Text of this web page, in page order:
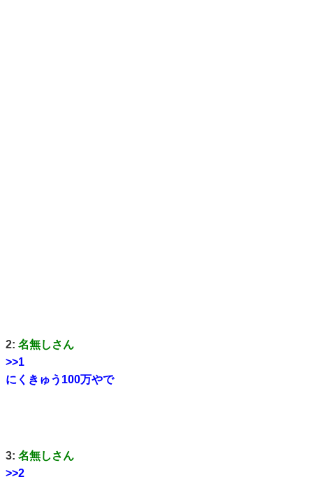
2: 名無しさん
>>1
にくきゅう100万やで
3: 名無しさん
>>2